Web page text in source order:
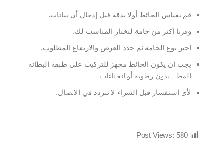
قم بقياس الحائط أولا بدقة قبل إدخال أي بيانات.
وفرنا أكثر من خامة لتختار المناسب لك.
اختر نوع الخامة ثم حدد العرض والارتفاع المطلوب.
يجب ان يكون الحائط مجهز للتركيب على طبقة البطانة
المط , بدون رطوبة أو انحناءات.
لأى استفسار قبل الشراء لا تتردد في الاتصال.
Post Views: 580